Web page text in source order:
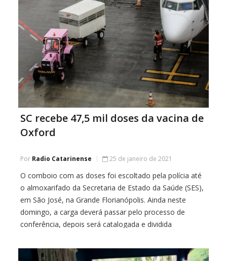
SC recebe 47,5 mil doses da vacina de
Oxford
Por Radio Catarinense 25 de janeiro de 2021
O comboio com as doses foi escoltado pela polícia até
o almoxarifado da Secretaria de Estado da Saúde (SES),
em São José, na Grande Florianópolis. Ainda neste
domingo, a carga deverá passar pelo processo de
conferência, depois será catalogada e dividida
regionais de saúde. As doses foram […]